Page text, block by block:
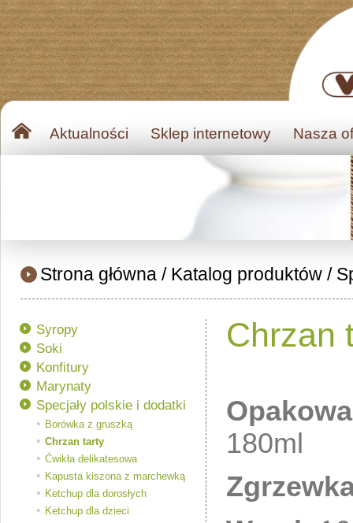
Aktualności Sklep internetowy Nasza
Strona główna / Katalog produktów /
Syropy
Soki
Konfitury
Marynaty
Specjały polskie i dodatki
Borówka z gruszką
Chrzan tarty
Ćwikła delikatesowa
Kapusta kiszona z marchewką
Ketchup dla dorosłych
Ketchup dla dzieci
Chrzan
180ml